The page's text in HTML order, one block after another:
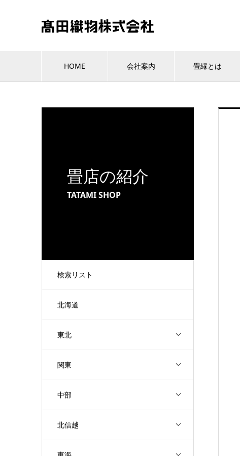
HOME 会社案内 畳縁とは
畳店の紹介
TATAMI SHOP
検索リスト
北海道
東北
関東
中部
北信越